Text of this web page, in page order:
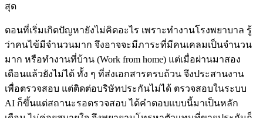
สุด
ตอนที่เริ่มเกิดปัญหายังไม่คิดอะไร เพราะทำงานโรงพยาบาล รู้
ว่าคนไข้มีจำนวนมาก จึงอาจจะมีภาระที่มีคนเคลมเป็นจำนวน
มาก หรือทำงานที่บ้าน (Work from home) แต่เมื่อผ่านมาสอง
เดือนแล้วยังไม่ได้ ทั้ง ๆ ที่ส่งเอกสารครบถ้วน จึงประสานงาน
เพื่อตรวจสอบ แต่ติดต่อบริษัทประกันไม่ได้ ตรวจสอบในระบบ
AI ก็ขึ้นแต่สถานะรอตรวจสอบ ได้คำตอบแบบนี้มาเป็นหลัก